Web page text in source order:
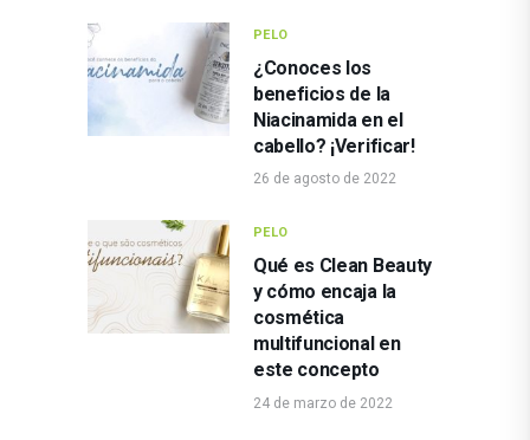
PELO
¿Conoces los
beneficios de la
Niacinamida en el
cabello? ¡Verificar!
26 de agosto de 2022
PELO
Qué es Clean Beauty
y cómo encaja la
cosmética
multifuncional en
este concepto
24 de marzo de 2022